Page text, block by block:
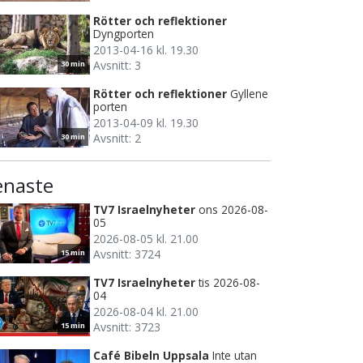
30 min
Rötter och reflektioner
Dyngporten
2013-04-16 kl. 19.30
Avsnitt: 3
30 min
Rötter och reflektioner Gyllene
porten
2013-04-09 kl. 19.30
Avsnitt: 2
15 min
TV7 Israelnyheter ons 2026-08-
05
2026-08-05 kl. 21.00
Avsnitt: 3724
15 min
TV7 Israelnyheter tis 2026-08-
04
2026-08-04 kl. 21.00
Avsnitt: 3723
Café Bibeln Uppsala Inte utan